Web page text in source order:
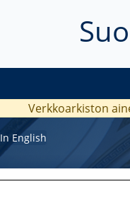
Verkkoarkiston
In English